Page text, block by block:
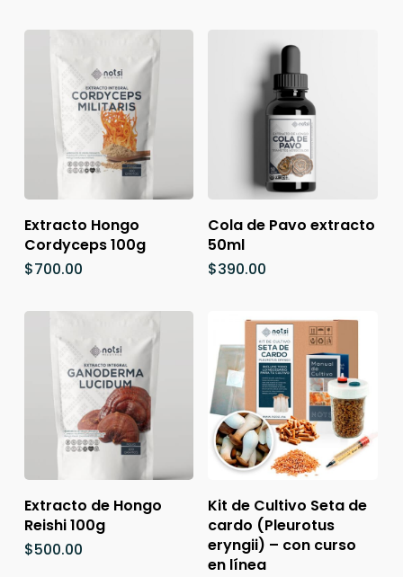
Añadir Al Carrito
Extracto Hongo
Cordyceps 100g
$700.00
Añadir Al Carrito
Cola de Pavo extracto
50ml
$390.00
Añadir Al Carrito
Extracto de Hongo
Reishi 100g
$500.00
Añadir Al Carrito
Kit de Cultivo Seta de
cardo (Pleurotus
eryngii) – con curso
en línea